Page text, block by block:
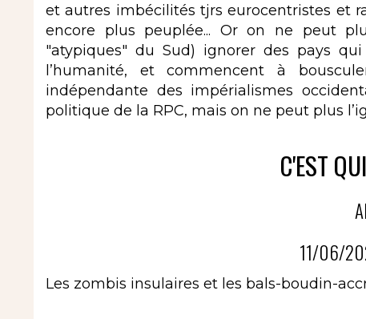
et autres imbécilités tjrs eurocentristes et
encore plus peuplée... Or on ne peut
"atypiques" du Sud) ignorer des pays
l’humanité, et commencent à
indépendante des impérialismes
politique de la RPC, mais on ne peut plus
C'EST
11/06/
Les zombis insulaires et les bals-boudin-